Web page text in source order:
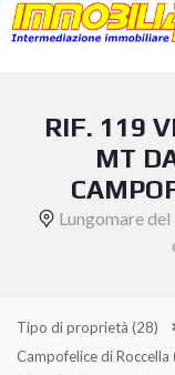
RIF. 119
MT
Lungomare
Tipo di proprietà (28)
Campofelice di Roccella